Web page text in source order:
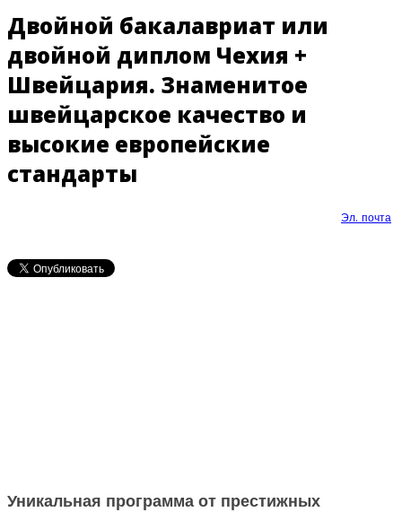
Двойной бакалавриат или
двойной диплом Чехия +
Швейцария. Знаменитое
швейцарское качество и
высокие европейские
стандарты
Эл. почта
Уникальная программа от престижных